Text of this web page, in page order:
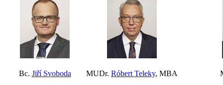
Bc. Jiří Svoboda MUDr. Róbert Teleky, MBA